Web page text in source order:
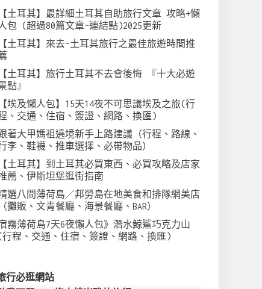
【土耳其】最詳細土耳其自助旅行文章 攻略+懶
包 (超過80篇文章~連結點)2025更新
【土耳其】來去~土耳其旅行之最佳旅遊時間推
【土耳其】旅行土耳其不去會後悔 『十大必遊
點』
【埃及懶人包】15天14夜不可思議埃及之旅(行
、交通、住宿、簽證、網路、換匯)
著大甲媽祖遶境新手上路建議（行程、路線、
李、鞋襪、推車選擇、必帶物品）
【土耳其】到土耳其必買東西、必買攻略及店家
薦、伊斯坦堡逛街指南
選八間薄荷島／邦勞島在地美食和排隊網美店
（攤販、文青餐廳、海景餐廳、BAR）
霧薄荷島7天6夜懶人包》潛水鯨鯊巧克力山
程、交通、住宿、簽證、網路、換匯)
行必逛網站